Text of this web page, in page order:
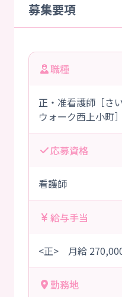
募集要項
職種
正・准看護師［さ
ウォーク西上小町］
応募資格
看護師
給与手当
<正> 月給
勤務地